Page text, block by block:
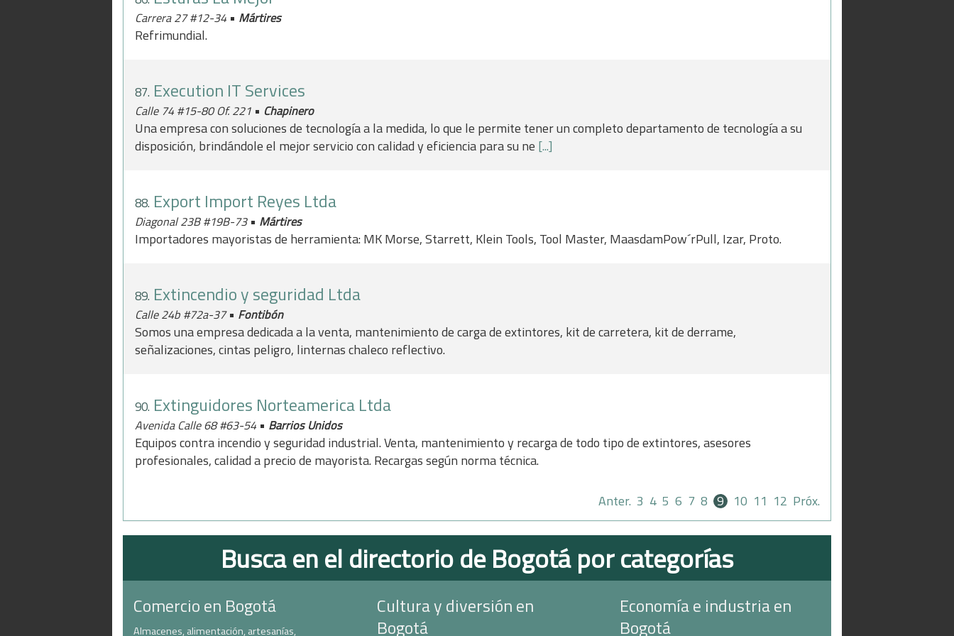
Carrera 27 #12-34 • Mártires
Refrimundial.
87. Execution IT Services
Calle 74 #15-80 Of. 221 • Chapinero
Una empresa con soluciones de tecnología a la medida, lo que le permite tener un completo departamento de tecnología a su
disposición, brindándole el mejor servicio con calidad y eficiencia para su ne [...]
88. Export Import Reyes Ltda
Diagonal 23B #19B-73 • Mártires
Importadores mayoristas de herramienta: MK Morse, Starrett, Klein Tools, Tool Master, MaasdamPow´rPull, Izar, Proto.
89. Extincendio y seguridad Ltda
Calle 24b #72a-37• Fontibón
Somos una empresa dedicada a la venta, mantenimiento de carga de extintores, kit de carretera, kit de derrame,
señalizaciones, cintas peligro, linternas chaleco reflectivo.
90. Extinguidores Norteamerica Ltda
Avenida Calle 68 #63-54 • Barrios Unidos
Equipos contra incendio y seguridad industrial. Venta, mantenimiento y recarga de todo tipo de extintores, asesores
profesionales, calidad a precio de mayorista. Recargas según norma técnica.
Anter. 3 4 5 6 7 8 9 10 11 12 Próx.
Busca en el directorio de Bogotá por categorías
Comercio en Bogotá
Almacenes, alimentación, artesanías,
Cultura y diversión en
Bogotá
Economía e industria en
Bogotá